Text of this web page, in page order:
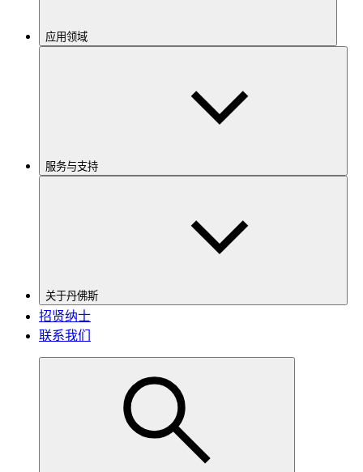
应用领域
服务与支持
关于丹佛斯
招贤纳士
联系我们